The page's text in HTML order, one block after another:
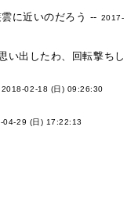
に近いのだろう -- 2017-
い出したわ、回転撃ちし
2018-02-18 (日) 09:26:30
04-29 (日) 17:22:13